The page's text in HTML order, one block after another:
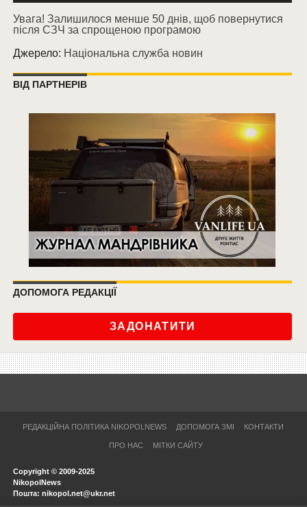
Увага! Залишилося менше 50 днів, щоб повернутися
після СЗЧ за спрощеною програмою
Джерело: Національна служба новин
ВІД ПАРТНЕРІВ
ДОПОМОГА РЕДАКЦІЇ
ЗАДОНАТИТИ
РЕДАКЦІЙНА ПОЛІТИКА NIKOPOLNEWS ДОПОМОГА ЗМІ КОНТАКТИ
ПРО НАС МІТКИ САЙТУ
Copyright © 2009-2025
NikopolNews
Пошта: nikopol.net@ukr.net